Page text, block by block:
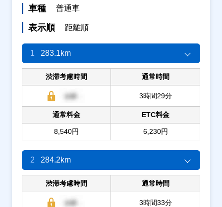
車種 普通車
表示順 距離順
1 283.1km
渋滞考慮時間 通常時間
3時間29分
通常料金
8,540円
ETC料金
6,230円
2 284.2km
渋滞考慮時間 通常時間
3時間33分